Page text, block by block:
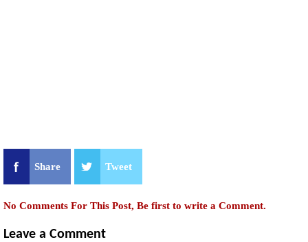
Share Tweet
No Comments For This Post, Be first to write a Comment.
Leave a Comment